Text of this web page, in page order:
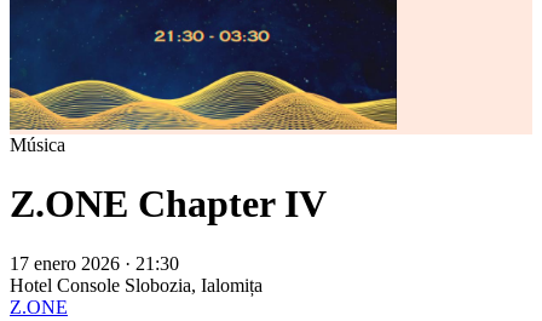
Música
Z.ONE Chapter IV
17 enero 2026 · 21:30
Hotel Console Slobozia, Ialomița
Z.ONE